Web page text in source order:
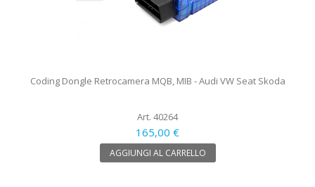
Coding Dongle Retrocamera MQB, MIB - Audi VW Seat Skoda
Art. 40264
165,00 €
AGGIUNGI AL CARRELLO